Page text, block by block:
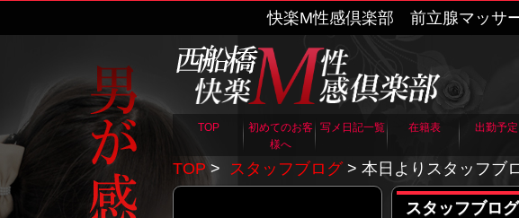
快楽M性感倶楽部 前立腺マッサ
TOP
初めてのお客
様へ
写メ日記一覧 在籍表 出勤予定
TOP > スタッフブログ> 本日よりスタッフブ
スタッフブログ